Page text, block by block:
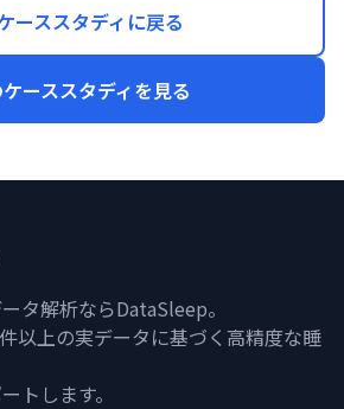
ーススタディに戻る
ーススタディを見る
タ解析ならDataSleep。
以上の実データに基づく高精度な睡
トします。